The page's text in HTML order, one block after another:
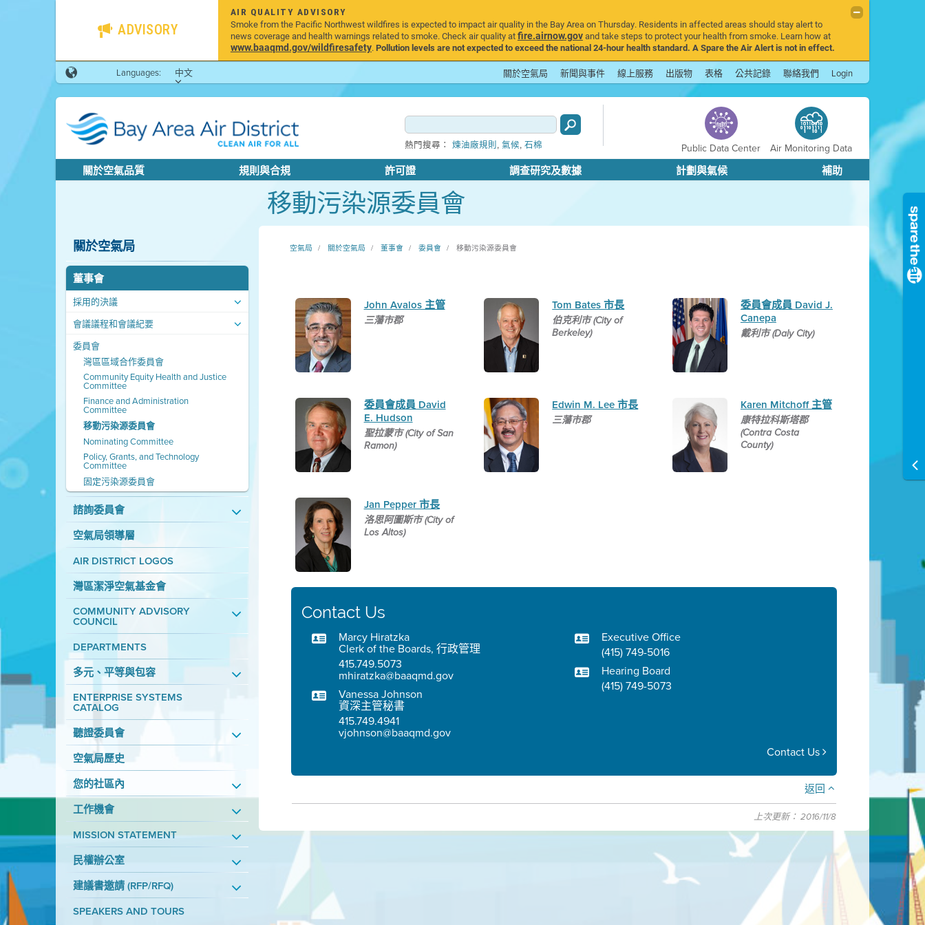
ADVISORY
AIR QUALITY ADVISORY
Smoke from the Pacific Northwest wildfires is expected to impact air quality in the Bay Area on Thursday. Residents in affected areas should stay alert to
news coverage and health warnings related to smoke. Check air quality atfire.airnow.govand take steps to protect your health from smoke. Learn how at
www.baaqmd.gov/wildfiresafety.Pollution levels are not expected to exceed the national 24-hour health standard. A Spare the Air Alert is not in effect.
Languages:
中文 關於空氣局 新聞與事件 線上服務 出版物 表格 公共記錄 聯絡我們 Login
熱門搜尋： 煉油廠規則 , 氣候, 石棉 Public Data Center Air Monitoring Data
關於空氣品質 規則與合規 許可證 調查研究及數據 計劃與氣候 補助
移動污染源委員會
關於空氣局
董事會
採用的決議
會議議程和會議紀要
委員會
灣區區域合作委員會
Community Equity Health and Justice
Committee
Finance and Administration
Committee
移動污染源委員會
Nominating Committee
Policy, Grants, and Technology
Committee
固定污染源委員會
諮詢委員會
空氣局領導層
AIR DISTRICT LOGOS
灣區潔淨空氣基金會
COMMUNITY ADVISORY
COUNCIL
DEPARTMENTS
多元、平等與包容
ENTERPRISE SYSTEMS
CATALOG
聽證委員會
空氣局歷史
您的社區內
工作機會
MISSION STATEMENT
民權辦公室
建議書邀請 (RFP/RFQ)
SPEAKERS AND TOURS
空氣局 關於空氣局 董事會 委員會 移動污染源委員會
John Avalos 主管
三藩市郡
Tom Bates 市長
伯克利市 (City of
Berkeley)
委員會成員 David J.
Canepa
戴利市 (Daly City)
委員會成員 David
E. Hudson
聖拉蒙市 (City of San
Ramon)
Edwin M. Lee 市長
三藩市郡
Karen Mitchoff 主管
康特拉科斯塔郡
(Contra Costa
County)
Jan Pepper 市長
洛思阿圖斯市 (City of
Los Altos)
Contact Us
Marcy Hiratzka
Clerk of the Boards, 行政管理
415.749.5073
mhiratzka@baaqmd.gov
Vanessa Johnson
資深主管秘書
415.749.4941
vjohnson@baaqmd.gov
Executive Office
(415) 749-5016
Hearing Board
(415) 749-5073
Contact Us
返回
上次更新： 2016/11/8